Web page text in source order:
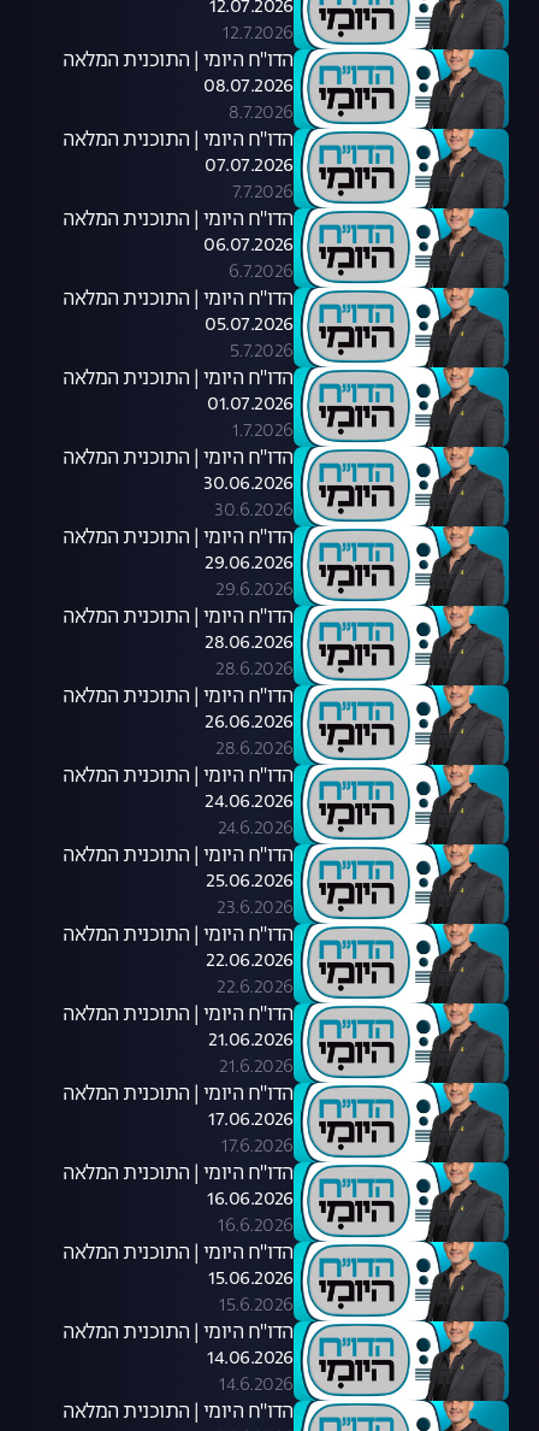
12.07.2026
12.7.2026
הדו"ח היומי | התוכנית המלאה
08.07.2026
8.7.2026
הדו"ח היומי | התוכנית המלאה
07.07.2026
7.7.2026
הדו"ח היומי | התוכנית המלאה
06.07.2026
6.7.2026
הדו"ח היומי | התוכנית המלאה
05.07.2026
5.7.2026
הדו"ח היומי | התוכנית המלאה
01.07.2026
1.7.2026
הדו"ח היומי | התוכנית המלאה
30.06.2026
30.6.2026
הדו"ח היומי | התוכנית המלאה
29.06.2026
29.6.2026
הדו"ח היומי | התוכנית המלאה
28.06.2026
28.6.2026
הדו"ח היומי | התוכנית המלאה
26.06.2026
28.6.2026
הדו"ח היומי | התוכנית המלאה
24.06.2026
24.6.2026
הדו"ח היומי | התוכנית המלאה
25.06.2026
23.6.2026
הדו"ח היומי | התוכנית המלאה
22.06.2026
22.6.2026
הדו"ח היומי | התוכנית המלאה
21.06.2026
21.6.2026
הדו"ח היומי | התוכנית המלאה
17.06.2026
17.6.2026
הדו"ח היומי | התוכנית המלאה
16.06.2026
16.6.2026
הדו"ח היומי | התוכנית המלאה
15.06.2026
15.6.2026
הדו"ח היומי | התוכנית המלאה
14.06.2026
14.6.2026
הדו"ח היומי | התוכנית המלאה